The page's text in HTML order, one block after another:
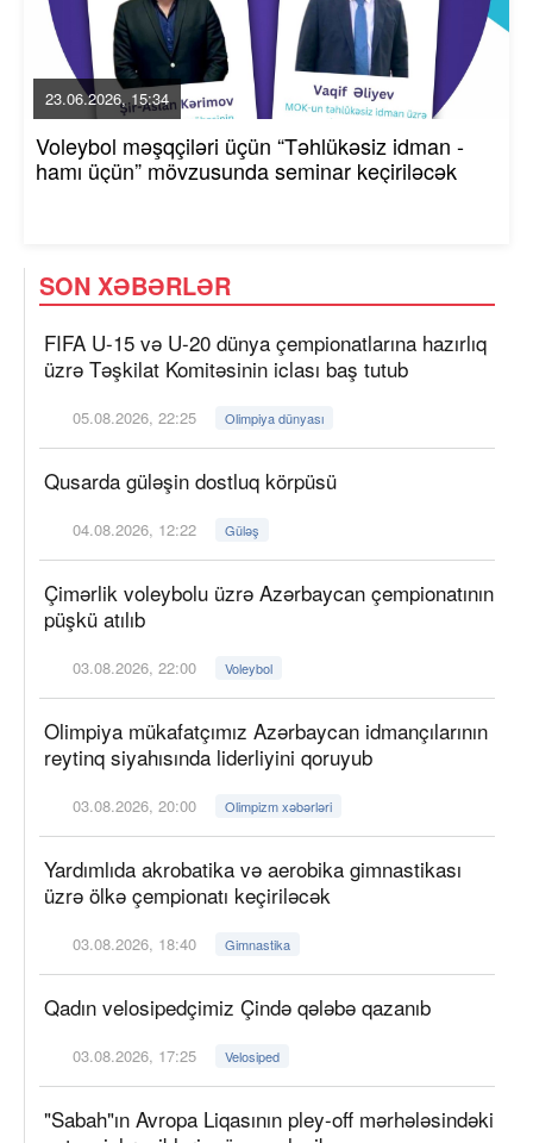
23.06.2026, 15:34
Voleybol məşqçiləri üçün “Təhlükəsiz idman -
hamı üçün” mövzusunda seminar keçiriləcək
SON XƏBƏRLƏR
FIFA U-15 və U-20 dünya çempionatlarına hazırlıq
üzrə Təşkilat Komitəsinin iclası baş tutub
05.08.2026, 22:25 Olimpiya dünyası
Qusarda güləşin dostluq körpüsü
04.08.2026, 12:22 Güləş
Çimərlik voleybolu üzrə Azərbaycan çempionatının
püşkü atılıb
03.08.2026, 22:00 Voleybol
Olimpiya mükafatçımız Azərbaycan idmançılarının
reytinq siyahısında liderliyini qoruyub
03.08.2026, 20:00 Olimpizm xəbərləri
Yardımlıda akrobatika və aerobika gimnastikası
üzrə ölkə çempionatı keçiriləcək
03.08.2026, 18:40 Gimnastika
Qadın velosipedçimiz Çində qələbə qazanıb
03.08.2026, 17:25 Velosiped
"Sabah"ın Avropa Liqasının pley-off mərhələsindəki